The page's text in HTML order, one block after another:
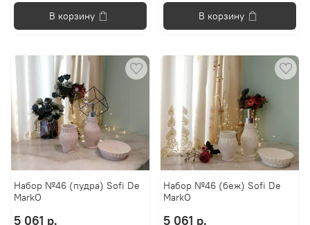
В корзину В корзину
Набор №46 (пудра) Sofi De
MarkO
5 061 р.
Набор №46 (беж) Sofi De
MarkO
5 061 р.